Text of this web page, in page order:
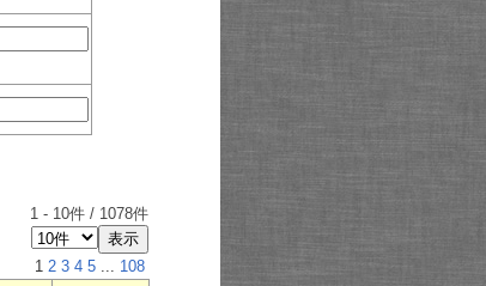
1 - 10件 / 1078件
1 2 3 4 5 ... 108